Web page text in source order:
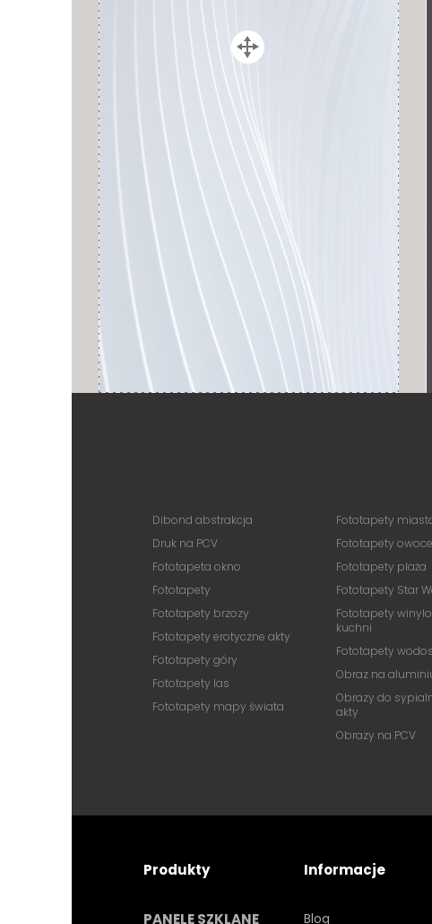
Dibond abstrakcja
Druk na PCV
Fototapeta okno
Fototapety
Fototapety brzozy
Fototapety erotyczne akty
Fototapety góry
Fototapety las
Fototapety mapy świata
Fototapety
Fototapety owoce
Fototapety plaża
Fototapety Star
Fototapety
kuchni
Fototapety
Obraz na
Obrazy do
akty
Obrazy na PCV
Produkty
PANELE SZKLANE
Informacje
Blog